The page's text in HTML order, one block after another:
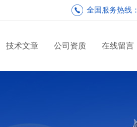
全国服务热线：
技术文章 公司资质 在线留言